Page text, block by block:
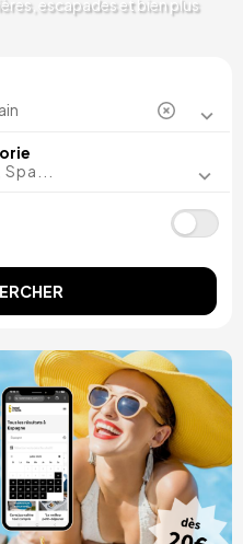
escapades et bien plus